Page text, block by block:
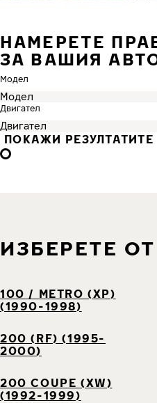
НАМЕРЕТЕ
ЗА ВАШИЯ
Модел
Двигател
ПОКАЖИ РЕЗУЛТАТИТЕ
ИЗБЕРЕТЕ
100 / METRO (XP)
(1990-1998)
200 (RF) (1995-
2000)
200 COUPE (XW)
(1992-1999)